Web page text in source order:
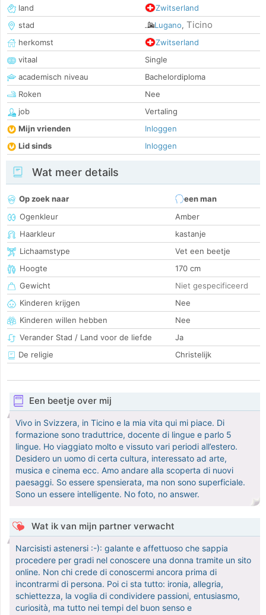
land
Zwitserland
stad
Lugano, Ticino
herkomst
Zwitserland
vitaal
Single
academisch niveau
Bachelordiploma
Roken
Nee
job
Vertaling
Mijn vrienden
Inloggen
Lid sinds
Inloggen
Wat meer details
Op zoek naar
een man
Ogenkleur
Amber
Haarkleur
kastanje
Lichaamstype
Vet een beetje
Hoogte
170 cm
Gewicht
Niet gespecificeerd
Kinderen krijgen
Nee
Kinderen willen hebben
Nee
Verander Stad / Land voor de liefde
Ja
De religie
Christelijk
Een beetje over mij
Vivo in Svizzera, in Ticino e la mia vita qui mi piace. Di
formazione sono traduttrice, docente di lingue e parlo 5
lingue. Ho viaggiato molto e vissuto vari periodi all’estero.
Desidero un uomo di certa cultura, interessato ad arte,
musica e cinema ecc. Amo andare alla scoperta di nuovi
paesaggi. So essere spensierata, ma non sono superficiale.
Sono un essere intelligente. No foto, no answer.
Wat ik van mijn partner verwacht
Narcisisti astenersi :-): galante e affettuoso che sappia
procedere per gradi nel conoscere una donna tramite un sito
online. Non chi crede di conoscermi ancora prima di
incontrarmi di persona. Poi ci sta tutto: ironia, allegria,
schiettezza, la voglia di condividere passioni, entusiasmo,
curiosità, ma tutto nei tempi del buon senso e